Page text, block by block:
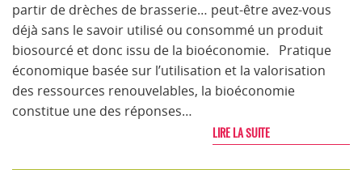
partir de drèches de brasserie… peut-être avez-vous
déjà sans le savoir utilisé ou consommé un produit
biosourcé et donc issu de la bioéconomie. Pratique
économique basée sur l’utilisation et la valorisation
des ressources renouvelables, la bioéconomie
constitue une des réponses…
LIRE LA SUITE